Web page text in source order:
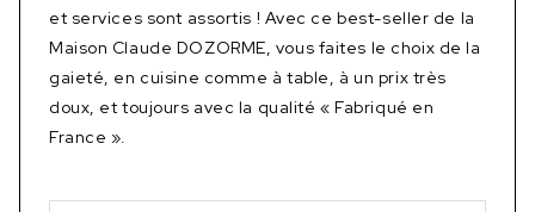
et services sont assortis ! Avec ce best-seller de la
Maison Claude DOZORME, vous faites le choix de la
gaieté, en cuisine comme à table, à un prix très
doux, et toujours avec la qualité « Fabriqué en
France ».